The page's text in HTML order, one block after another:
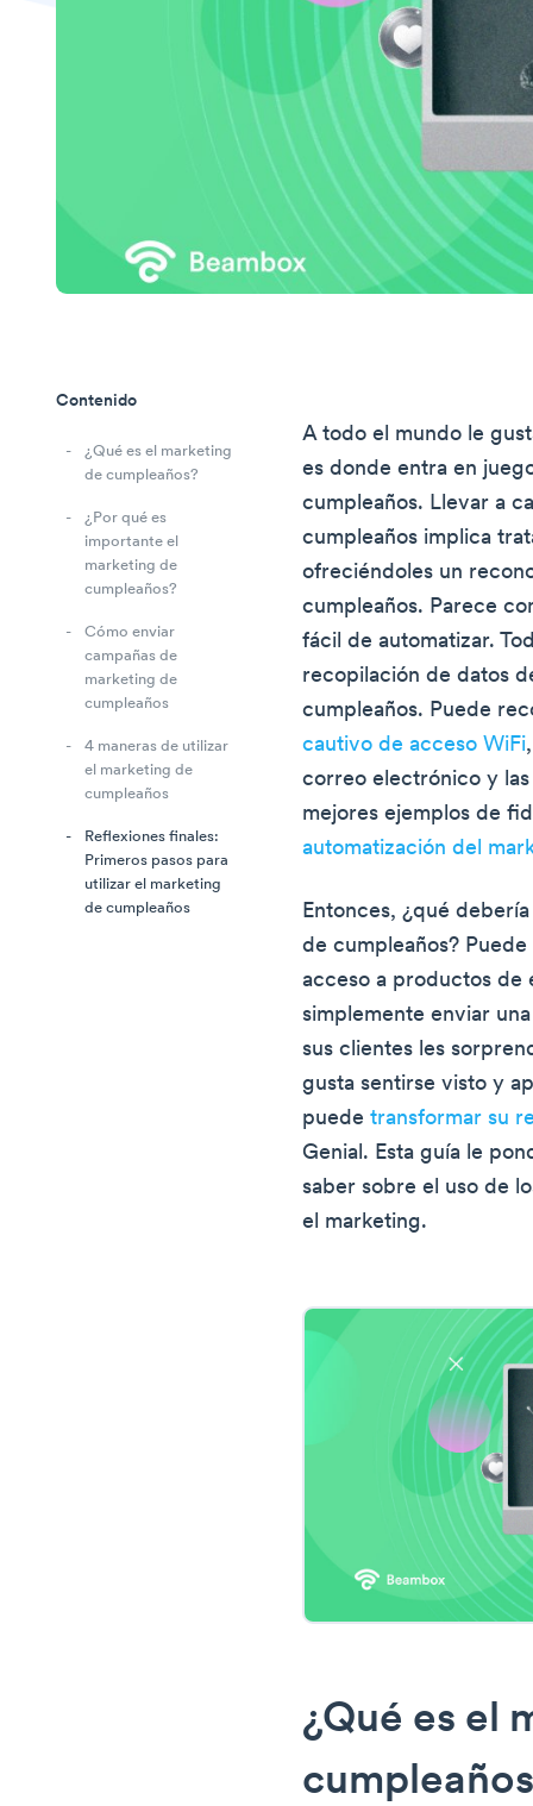
Contenido
¿Qué es el marketing
de cumpleaños?
¿Por qué es
importante el
marketing de
cumpleaños?
Cómo enviar
campañas de
marketing de
cumpleaños
4 maneras de utilizar
el marketing de
cumpleaños
Reflexiones finales:
Primeros pasos para
utilizar el marketing
de cumpleaños
A todo el mundo le
es donde entra en
cumpleaños. Llevar a
cumpleaños implica
ofreciéndoles un
cumpleaños. Parece
fácil de automatizar.
recopilación de datos
cumpleaños. Puede
cautivo de acceso WiFi
correo electrónico y las
mejores ejemplos de
automatización del
Entonces, ¿qué
de cumpleaños?
acceso a productos de
simplemente enviar
sus clientes les
gusta sentirse visto y
puedetransformar su
Genial. Esta guía le
saber sobre el uso de
el marketing.
¿Qué es el